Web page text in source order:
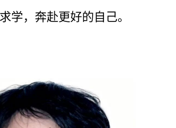
学，奔赴更好的自己。